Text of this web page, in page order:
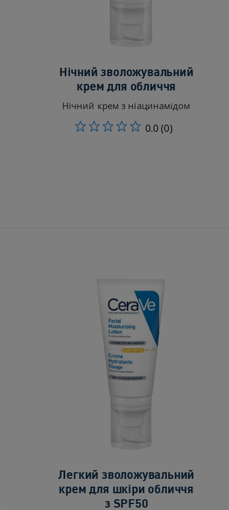
Нічний зволожувальний
крем для обличчя
Нічний крем з ніацинамідом
0.0(0)
Легкий зволожувальний
крем для шкіри обличчя
з SPF50